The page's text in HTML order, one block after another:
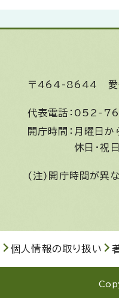
〒464-8644
代表電話： 052-
開庁時間： 月曜日
休日・祝
(注)開庁時間が異
個人情報の取り扱い